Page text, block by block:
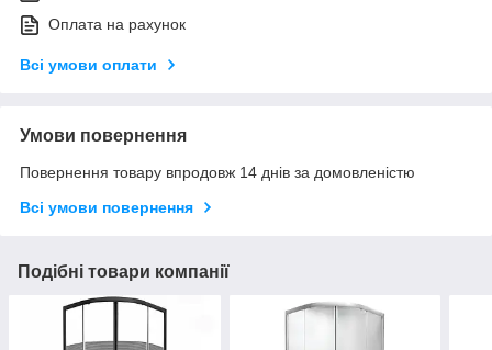
Оплата на рахунок
Всі умови оплати
Умови повернення
Повернення товару впродовж 14 днів за домовленістю
Всі умови повернення
Подібні товари компанії